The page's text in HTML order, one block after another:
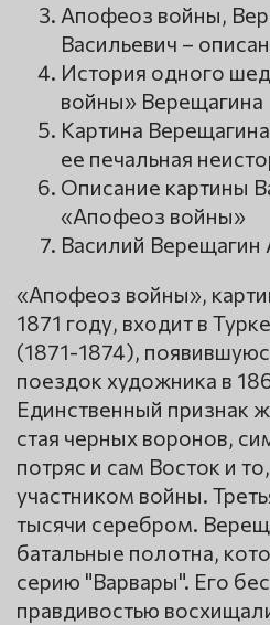
Апофеоз войны,
Васильевич –
История одного
войны» Верещагина
Картина
ее печальная
Описание картины
«Апофеоз войны»
Василий
«Апофеоз войны»,
1871 году, входит в
(1871-1874),
поездок художника в
Единственный признак
стая черных воронов,
потряс и сам Восток и
участником войны.
тысячи серебром.
батальные полотна,
серию "Варвары". Его
правдивостью